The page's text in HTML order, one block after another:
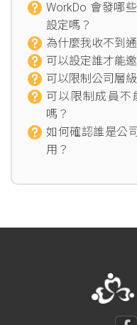
WorkDo 會發哪
設定嗎？
為什麼我收不到
可以設定誰才能
可以限制公司層
可以限制成員不
嗎？
如何確認誰是公
用？